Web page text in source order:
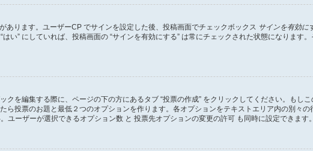
あります。ユーザーCP でサインを設定した後、投稿画面でチェックボックス サインを有効に
い” にしていれば、投稿画面の “サインを有効にする” は常にチェックされた状態になります
クを編集する際に、ページの下の方にあるタブ “投票の作成” をクリックしてください。もし
ら投票のお題と最低２つのオプションを作ります。各オプションをテキストエリア内の別々
ユーザーが選択できるオプション数 と 投票先オプションの変更の許可 も同時に設定できます。